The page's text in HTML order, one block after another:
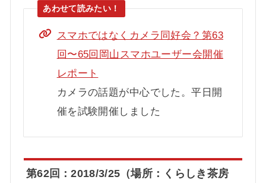
スマホではなくカメラ同好会？第63
回〜65回岡山スマホユーザー会開催
レポート
カメラの話題が中心でした。平日開
催を試験開催しました
第62回：2018/3/25（場所：くらしき茶房